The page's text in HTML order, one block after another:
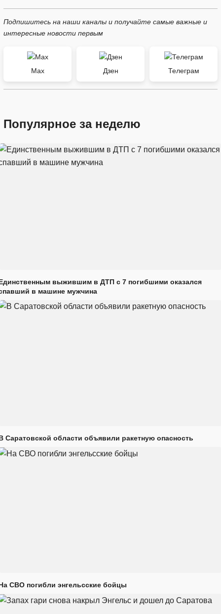
Подпишитесь на наши каналы и получайте самые важные и
интересные новости первым
Max Дзен Телеграм
Популярное за неделю
выжившим в ДТП с 7 погибшими оказался
в машине мужчина
Саратовской области объявили ракетную опасность
СВО погибли энгельсские бойцы